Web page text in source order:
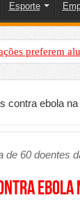
Esporte
preferem
sua
em Porto
Entenda o
contra ebola
60 doentes
ebola